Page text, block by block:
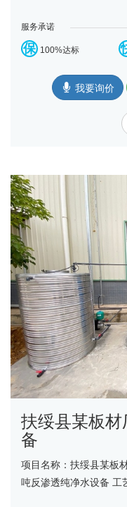
服务承诺
保 100%达标
我要询价
扶绥县某板
备
项目名称：扶绥县某板材厂1
吨反渗透纯净水设备 工艺流程：原水箱-原水泵-石英砂过滤器-